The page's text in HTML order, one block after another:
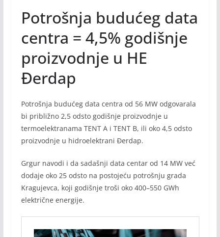
Potrošnja budućeg data
centra = 4,5% godišnje
proizvodnje u HE
Đerdap
Potrošnja budućeg data centra od 56 MW odgovarala
bi približno 2,5 odsto godišnje proizvodnje u
termoelektranama TENT A i TENT B, ili oko 4,5 odsto
proizvodnje u hidroelektrani Đerdap.
Grgur navodi i da sadašnji data centar od 14 MW već
dodaje oko 25 odsto na postojeću potrošnju grada
Kragujevca, koji godišnje troši oko 400–550 GWh
električne energije.